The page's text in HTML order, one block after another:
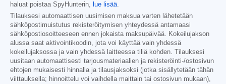
haluat poistaa SpyHunterin, lue lisää.
Tilauksesi automaattisen uusimisen maksua varten lähetetään
sähköpostimuistutus rekisteröitymisen yhteydessä antamaasi
sähköpostiosoitteeseen ennen jokaista maksupäivää. Kokeilujakson
alussa saat aktivointikoodin, jota voi käyttää vain yhdessä
kokeilujaksossa ja vain yhdessä laitteessa tiliä kohden. Tilauksesi
uusitaan automaattisesti tarjousmateriaalien ja rekisteröinti-/ostosivun
ehtojen mukaisesti hinnalla ja tilausjaksoksi (jotka sisällytetään tähän
viittauksella; hinnoittelu voi vaihdella maittain tai ostosivun mukaan),